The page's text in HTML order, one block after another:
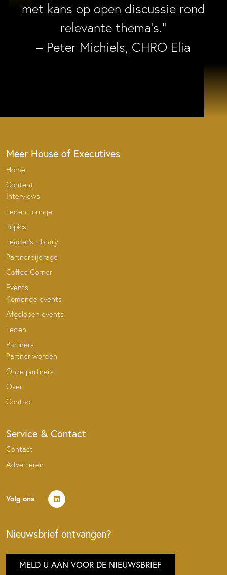
met kans op open discussie rond
relevante thema’s.”
– Peter Michiels, CHRO Elia
Meer House of Executives
Home
Content
Interviews
Leden Lounge
Topics
Leader’s Library
Partnerbijdrage
Coffee Corner
Events
Komende events
Afgelopen events
Leden
Partners
Partner worden
Onze partners
Over
Contact
Service & Contact
Contact
Adverteren
Volg ons
Nieuwsbrief ontvangen?
MELD U AAN VOOR DE NIEUWSBRIEF